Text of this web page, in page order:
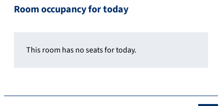
Room occupancy for today
This room has no seats for today.